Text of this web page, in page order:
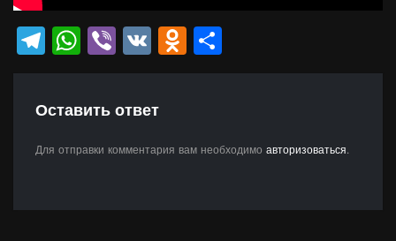
Telegram
WhatsApp
Viber
VK Odnoklassniki
Оставить ответ
Для отправки комментария вам необходимо авторизоваться.